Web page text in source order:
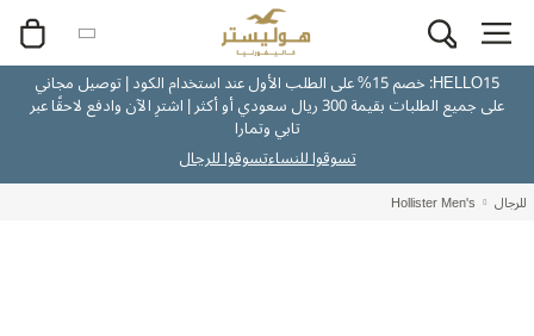
HELLO15: خصم 15% على الطلب الأول عند استخدام الكود | توصيل مجاني
على جميع الطلبات بقيمة 300 ريال سعودي أو أكثر | اشترِ الآن وادفع لاحقًا عبر
تابي وتمارا
تسوقوا للنساءتسوقوا للرجال
للرجال Hollister Men's